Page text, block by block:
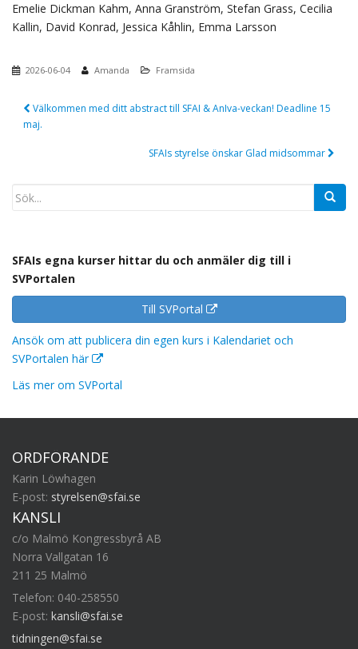
Emelie Dickman Kahm, Anna Granström, Stefan Grass, Cecilia
Kallin, David Konrad, Jessica Kåhlin, Emma Larsson
2026-06-04 Amanda Framsida
Post
navigation
Välkommen med ditt abstract till SFAI & AnIva-veckan! Deadline 15
maj.
SFAIs styrelse önskar Glad midsommar
SFAIs egna kurser hittar du och anmäler dig till i
SVPortalen
Till SVPortal
Ansök om att publicera din egen kurs i Kalendariet och
SVPortalen här
Läs mer om SVPortal
ORDFÖRANDE
Karin Löwhagen
E-post: styrelsen@sfai.se
KANSLI
c/o Malmö Kongressbyrå AB
Norra Vallgatan 16
211 25 Malmö
Telefon: 040-258550
E-post: kansli@sfai.se
tidningen@sfai.se